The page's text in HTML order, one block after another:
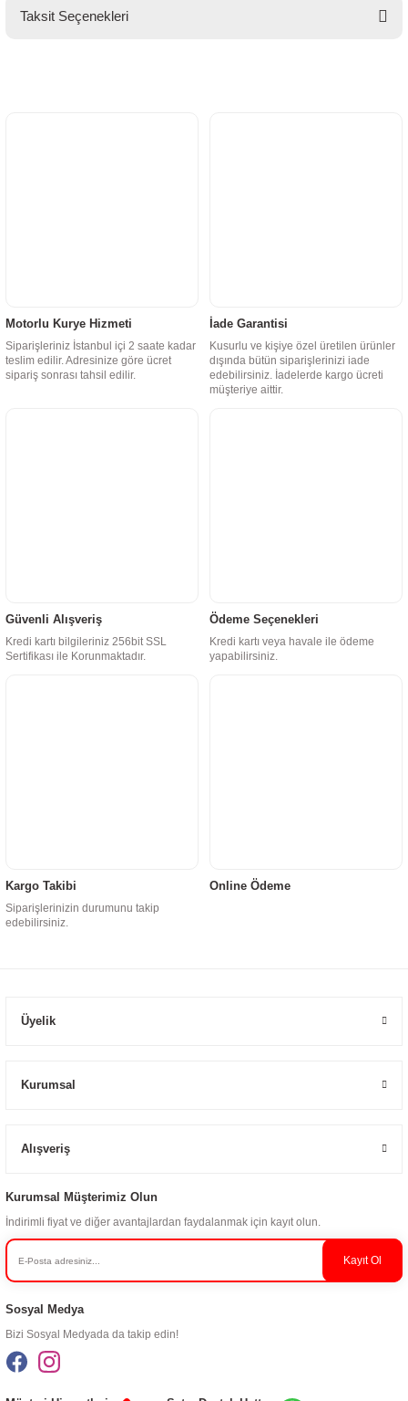
Taksit Seçenekleri
Motorlu Kurye Hizmeti
Siparişleriniz İstanbul içi 2 saate kadar
teslim edilir. Adresinize göre ücret
sipariş sonrası tahsil edilir.
İade Garantisi
Kusurlu ve kişiye özel üretilen ürünler
dışında bütün siparişlerinizi iade
edebilirsiniz. İadelerde kargo ücreti
müşteriye aittir.
Güvenli Alışveriş
Kredi kartı bilgileriniz 256bit SSL
Sertifikası ile Korunmaktadır.
Ödeme Seçenekleri
Kredi kartı veya havale ile ödeme
yapabilirsiniz.
Kargo Takibi
Siparişlerinizin durumunu takip
edebilirsiniz.
Online Ödeme
Üyelik
Kurumsal
Alışveriş
Kurumsal Müşterimiz Olun
İndirimli fiyat ve diğer avantajlardan faydalanmak için kayıt olun.
Kayıt Ol
Sosyal Medya
Bizi Sosyal Medyada da takip edin!